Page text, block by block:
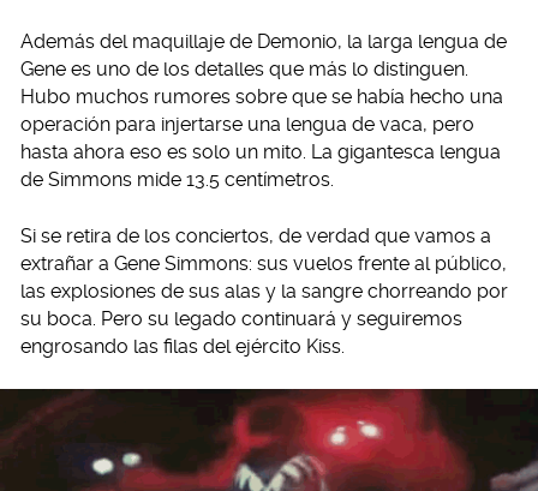
Además del maquillaje de Demonio, la larga lengua de
Gene es uno de los detalles que más lo distinguen.
Hubo muchos rumores sobre que se había hecho una
operación para injertarse una lengua de vaca, pero
hasta ahora eso es solo un mito. La gigantesca lengua
de Simmons mide 13.5 centímetros.
Si se retira de los conciertos, de verdad que vamos a
extrañar a Gene Simmons: sus vuelos frente al público,
las explosiones de sus alas y la sangre chorreando por
su boca. Pero su legado continuará y seguiremos
engrosando las filas del ejército Kiss.